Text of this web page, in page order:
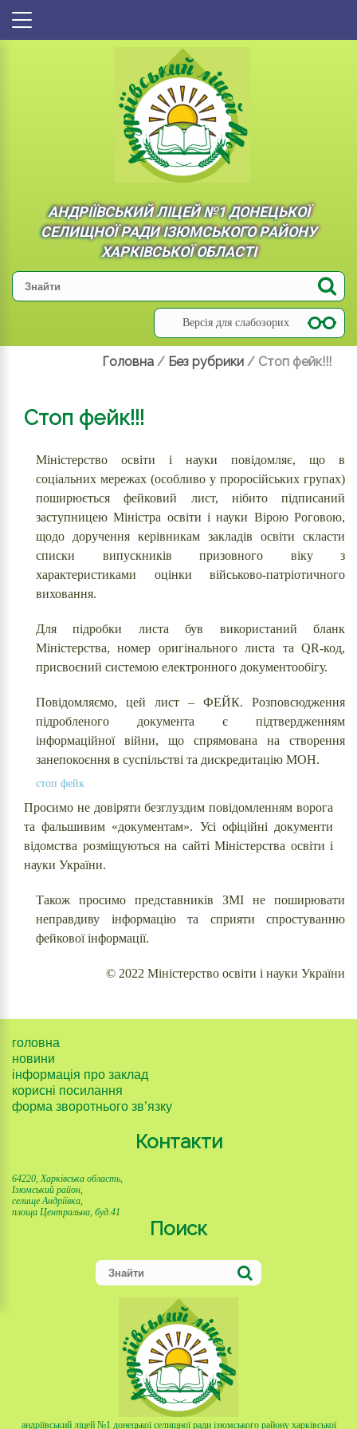
АНДРІЇВСЬКИЙ ЛІЦЕЙ №1 ДОНЕЦЬКОЇ
СЕЛИЩНОЇ РАДИ ІЗЮМСЬКОГО РАЙОНУ
ХАРКІВСЬКОЇ ОБЛАСТІ
Версія для слабозорих
Головна / Без рубрики / Стоп фейк!!!
Стоп фейк!!!
Міністерство освіти і науки повідомляє, що в
соціальних мережах (особливо у проросійських групах)
поширюється фейковий лист, нібито підписаний
заступницею Міністра освіти і науки Вірою Роговою,
щодо доручення керівникам закладів освіти скласти
списки випускників призовного віку з
характеристиками оцінки військово-патріотичного
виховання.
Для підробки листа був використаний бланк
Міністерства, номер оригінального листа та QR-код,
присвоєний системою електронного документообігу.
Повідомляємо, цей лист – ФЕЙК. Розповсюдження
підробленого документа є підтвердженням
інформаційної війни, що спрямована на створення
занепокоєння в суспільстві та дискредитацію МОН.
стоп фейк
Просимо не довіряти безглуздим повідомленням ворога
та фальшивим «документам». Усі офіційні документи
відомства розміщуються на сайті Міністерства освіти і
науки України.
Також просимо представників ЗМІ не поширювати
неправдиву інформацію та сприяти спростуванню
фейкової інформації.
© 2022 Міністерство освіти і науки України
андріївський ліцей №1 донецької селищної ради ізюмського району харківської
головна
новини
інформація про заклад
корисні посилання
форма зворотнього зв’язку
Контакти
64220, Харківська область,
Ізюмський район,
селище Андріївка,
площа Центральна, буд.41
Поиск